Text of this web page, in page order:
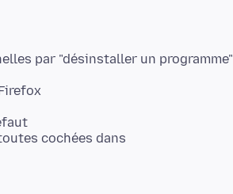
par "désinstaller un programme"
cochées dans